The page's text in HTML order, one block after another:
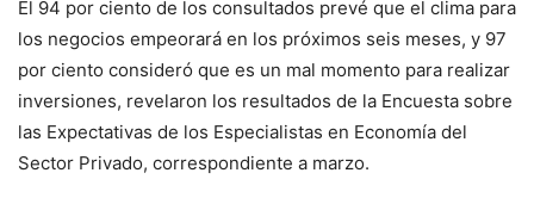
El 94 por ciento de los consultados prevé que el clima para
los negocios empeorará en los próximos seis meses, y 97
por ciento consideró que es un mal momento para realizar
inversiones, revelaron los resultados de la Encuesta sobre
las Expectativas de los Especialistas en Economía del
Sector Privado, correspondiente a marzo.